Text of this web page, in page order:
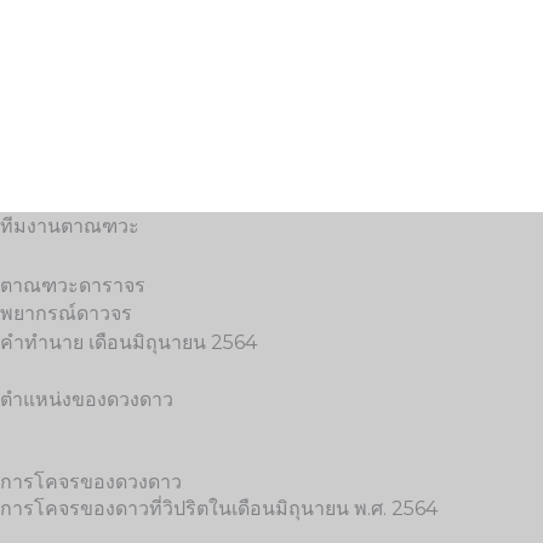
ทีมงานตาณฑวะ
ตาณฑวะดาราจร
พยากรณ์ดาวจร
คำทำนาย เดือนมิถุนายน 2564
ตำแหน่งของดวงดาว
การโคจรของดวงดาว
การโคจรของดาวที่วิปริตในเดือนมิถุนายน พ.ศ. 2564